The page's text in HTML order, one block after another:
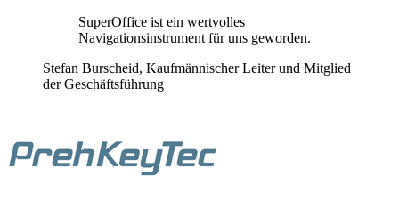
SuperOffice ist ein wertvolles
Navigationsinstrument für uns geworden.
Stefan Burscheid, Kaufmännischer Leiter und Mitglied
der Geschäftsführung